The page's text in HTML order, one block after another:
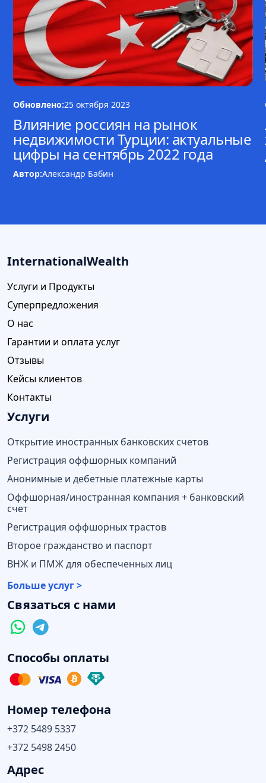
Обновлено:25 октября 2023
Влияние россиян на рынок
недвижимости Турции: актуальные
цифры на сентябрь 2022 года
Автор:Александр Бабин
InternationalWealth
Услуги и Продукты
Суперпредложения
О нас
Гарантии и оплата услуг
Отзывы
Кейсы клиентов
Контакты
Услуги
Открытие иностранных банковских счетов
Регистрация оффшорных компаний
Анонимные и дебетные платежные карты
Оффшорная/иностранная компания + банковский
счет
Регистрация оффшорных трастов
Второе гражданство и паспорт
ВНЖ и ПМЖ для обеспеченных лиц
Больше услуг >
Связаться с нами
Способы оплаты
Номер телефона
+372 5489 5337
+372 5498 2450
Адрес